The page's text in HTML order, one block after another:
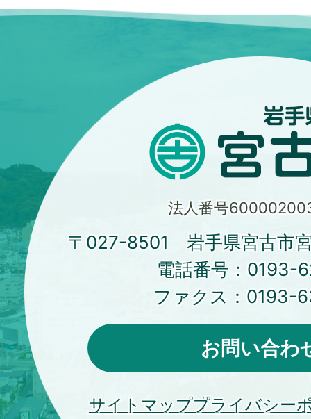
法人番号
〒027-8501 岩手県宮古市
電話番号： 0193-
ファクス： 0193-
お問い合わ
サイトマッププライバシー